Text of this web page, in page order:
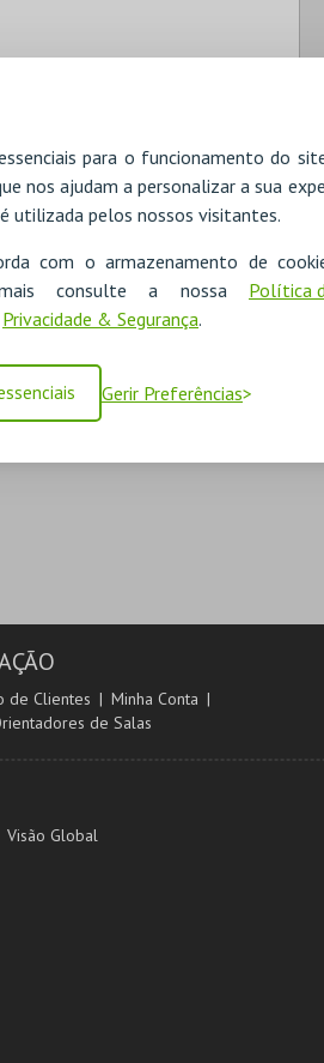
para o funcionamento do
nos ajudam a personalizar a sua
utilizada pelos nossos visitantes.
com o armazenamento de
consulte a nossa Política
Privacidade & Segurança.
Gerir Preferências
de Clientes
Minha Conta
de Salas
Visão Global